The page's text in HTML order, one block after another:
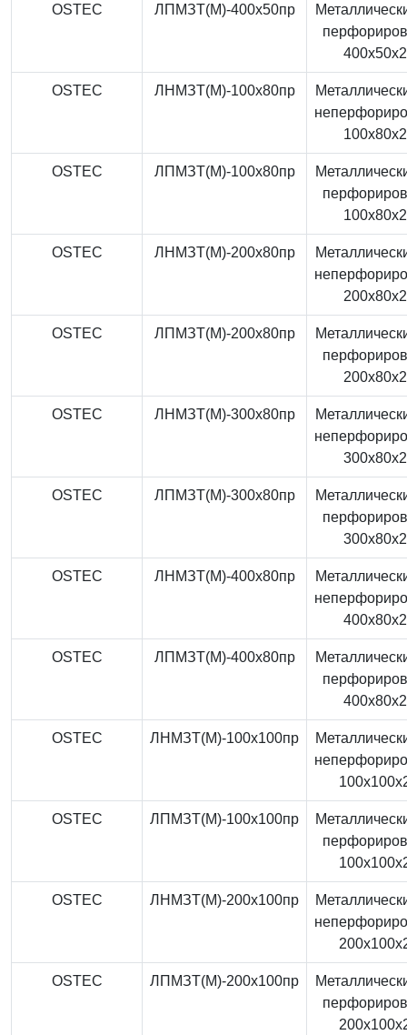
OSTEC ЛПМЗТ(М)-400x50пр
OSTEC ЛНМЗТ(М)-100x80пр
OSTEC ЛПМЗТ(М)-100x80пр
OSTEC ЛНМЗТ(М)-200x80пр
OSTEC ЛПМЗТ(М)-200x80пр
OSTEC ЛНМЗТ(М)-300x80пр
OSTEC ЛПМЗТ(М)-300x80пр
OSTEC ЛНМЗТ(М)-400x80пр
OSTEC ЛПМЗТ(М)-400x80пр
OSTEC ЛНМЗТ(М)-100x100пр
OSTEC ЛПМЗТ(М)-100x100пр
OSTEC ЛНМЗТ(М)-200x100пр
OSTEC ЛПМЗТ(М)-200x100пр